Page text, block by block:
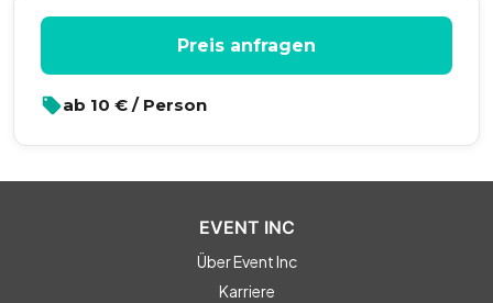
Preis anfragen
ab 10 € / Person
EVENT INC
Über Event Inc
Karriere